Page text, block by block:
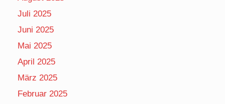
Juli 2025
Juni 2025
Mai 2025
April 2025
März 2025
Februar 2025